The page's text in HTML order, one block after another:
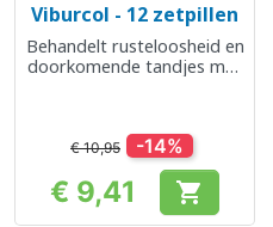
Viburcol - 12 zetpillen
Behandelt rusteloosheid en
doorkomende tandjes met
€ 10,95 -14%
Prijs
€ 9,41 